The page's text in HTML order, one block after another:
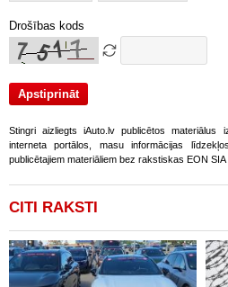
Drošības kods
Stingri aizliegts iAuto.lv publicētos materiālus
interneta portālos, masu informācijas
publicētajiem materiāliem bez rakstiskas EON SIA
CITI RAKSTI